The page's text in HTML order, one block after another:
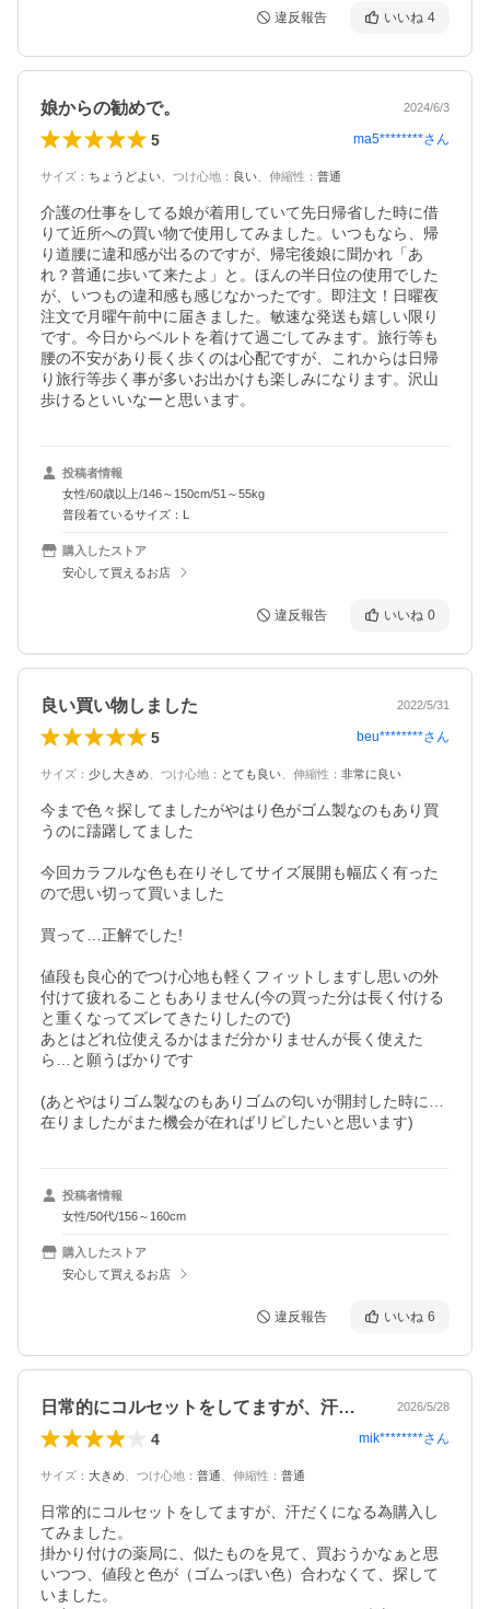
違反報告 いいね 4
娘からの勧めで。 2024/6/3
5 ma5********さん
サイズ ： ちょうどよい つけ心地 ： 良い 伸縮性 ： 普通
介護の仕事をしてる娘が着用していて先日帰省した時に借
りて近所への買い物で使用してみました。いつもなら、帰
り道腰に違和感が出るのですが、帰宅後娘に聞かれ「あ
れ？普通に歩いて来たよ」と。ほんの半日位の使用でした
が、いつもの違和感も感じなかったです。即注文！日曜夜
注文で月曜午前中に届きました。敏速な発送も嬉しい限り
です。今日からベルトを着けて過ごしてみます。旅行等も
腰の不安があり長く歩くのは心配ですが、これからは日帰
り旅行等歩く事が多いお出かけも楽しみになります。沢山
歩けるといいなーと思います。
投稿者情報
女性/60歳以上/146～150cm/51～55kg
普段着ているサイズ：L
購入したストア
安心して買えるお店
違反報告 いいね 0
良い買い物しました 2022/5/31
5 beu********さん
サイズ ： 少し大きめ つけ心地 ： とても良い 伸縮性 ： 非常に良い
今まで色々探してましたがやはり色がゴム製なのもあり買
うのに躊躇してました
今回カラフルな色も在りそしてサイズ展開も幅広く有った
ので思い切って買いました
買って…正解でした!
値段も良心的でつけ心地も軽くフィットしますし思いの外
付けて疲れることもありません(今の買った分は長く付ける
と重くなってズレてきたりしたので)
あとはどれ位使えるかはまだ分かりませんが長く使えた
ら…と願うばかりです
(あとやはりゴム製なのもありゴムの匂いが開封した時に…
在りましたがまた機会が在ればリピしたいと思います)
投稿者情報
女性/50代/156～160cm
購入したストア
安心して買えるお店
違反報告 いいね 6
日常的にコルセットをしてますが、汗だく… 2026/5/28
4 mik********さん
サイズ ： 大きめ つけ心地 ： 普通 伸縮性 ： 普通
日常的にコルセットをしてますが、汗だくになる為購入し
てみました。
掛かり付けの薬局に、似たものを見て、買おうかなぁと思
いつつ、値段と色が（ゴムっぽい色）合わなくて、探して
いました。